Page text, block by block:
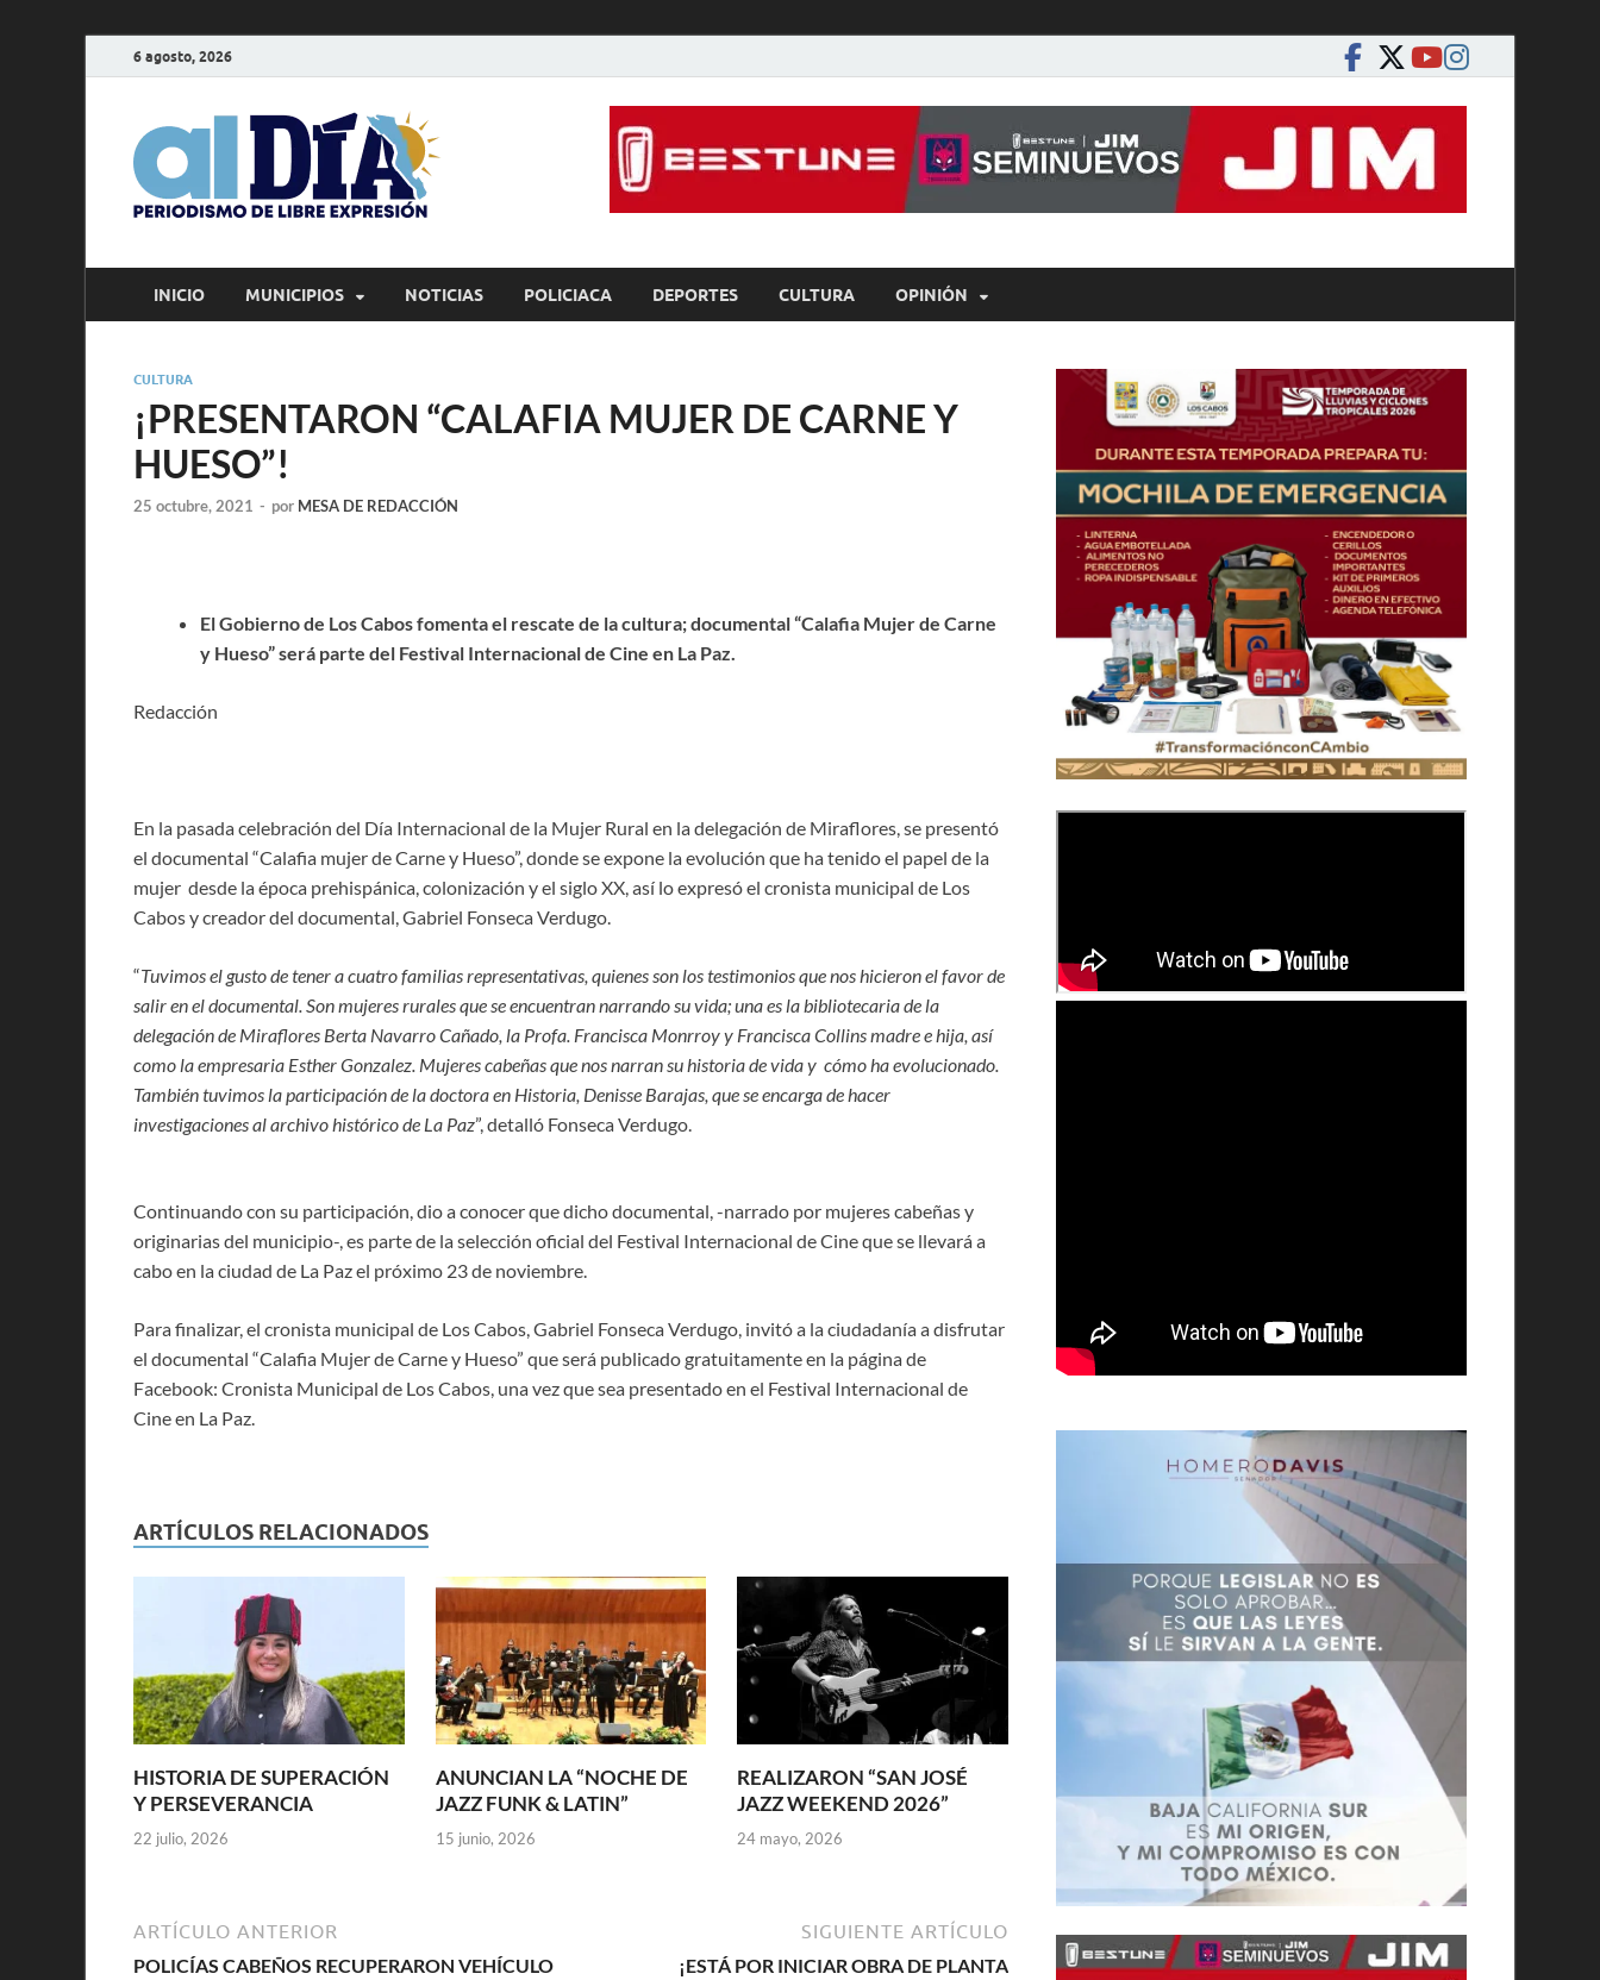
6 agosto, 2026
alDíaBCS
Periodismo de libre expresión
INICIO MUNICIPIOS NOTICIAS POLICIACA DEPORTES CULTURA OPINIÓN
CULTURA
¡PRESENTARON “CALAFIA MUJER DE CARNE Y
HUESO”!
25 octubre, 2021 - por MESA DE REDACCIÓN
El Gobierno de Los Cabos fomenta el rescate de la cultura; documental “Calafia Mujer de Carne
y Hueso” será parte del Festival Internacional de Cine en La Paz.
Redacción
En la pasada celebración del Día Internacional de la Mujer Rural en la delegación de Miraflores, se presentó
el documental “Calafia mujer de Carne y Hueso”, donde se expone la evolución que ha tenido el papel de la
mujer desde la época prehispánica, colonización y el siglo XX, así lo expresó el cronista municipal de Los
Cabos y creador del documental, Gabriel Fonseca Verdugo.
“Tuvimos el gusto de tener a cuatro familias representativas, quienes son los testimonios que nos hicieron el favor de
salir en el documental. Son mujeres rurales que se encuentran narrando su vida; una es la bibliotecaria de la
delegación de Miraflores Berta Navarro Cañado, la Profa. Francisca Monrroy y Francisca Collins madre e hija, así
como la empresaria Esther Gonzalez. Mujeres cabeñas que nos narran su historia de vida y cómo ha evolucionado.
También tuvimos la participación de la doctora en Historia, Denisse Barajas, que se encarga de hacer
investigaciones al archivo histórico de La Paz”, detalló Fonseca Verdugo.
Continuando con su participación, dio a conocer que dicho documental, -narrado por mujeres cabeñas y
originarias del municipio-, es parte de la selección oficial del Festival Internacional de Cine que se llevará a
cabo en la ciudad de La Paz el próximo 23 de noviembre.
Para finalizar, el cronista municipal de Los Cabos, Gabriel Fonseca Verdugo, invitó a la ciudadanía a disfrutar
el documental “Calafia Mujer de Carne y Hueso” que será publicado gratuitamente en la página de
Facebook: Cronista Municipal de Los Cabos, una vez que sea presentado en el Festival Internacional de
Cine en La Paz.
ARTÍCULOS RELACIONADOS
HISTORIA DE SUPERACIÓN
Y PERSEVERANCIA
22 julio, 2026
ANUNCIAN LA “NOCHE DE
JAZZ FUNK & LATIN”
15 junio, 2026
REALIZARON “SAN JOSÉ
JAZZ WEEKEND 2026”
24 mayo, 2026
ARTÍCULO ANTERIOR
POLICÍAS CABEÑOS RECUPERARON VEHÍCULO
SIGUIENTE ARTÍCULO
¡ESTÁ POR INICIAR OBRA DE PLANTA